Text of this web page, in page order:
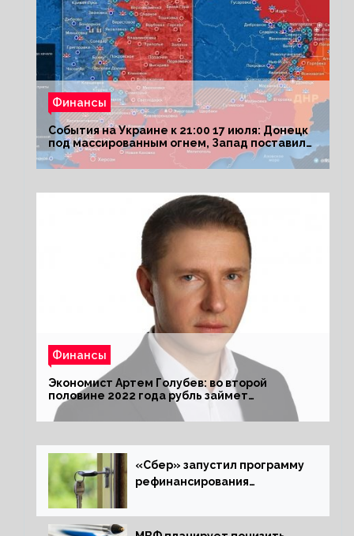
Финансы
События на Украине к 21:00 17 июля: Донецк
под массированным огнем, Запад поставил
Киеву ультиматум
Финансы
Экономист Артем Голубев: во второй
половине 2022 года рубль займет
комфортный курс
«Сбер» запустил программу
рефинансирования